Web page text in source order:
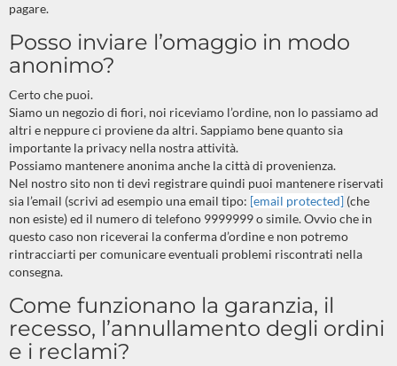
pagare.
Posso inviare l’omaggio in modo
anonimo?
Certo che puoi.
Siamo un negozio di fiori, noi riceviamo l’ordine, non lo passiamo ad
altri e neppure ci proviene da altri. Sappiamo bene quanto sia
importante la privacy nella nostra attività.
Possiamo mantenere anonima anche la città di provenienza.
Nel nostro sito non ti devi registrare quindi puoi mantenere riservati
sia l’email (scrivi ad esempio una email tipo: [email protected] (che
non esiste) ed il numero di telefono 9999999 o simile. Ovvio che in
questo caso non riceverai la conferma d’ordine e non potremo
rintracciarti per comunicare eventuali problemi riscontrati nella
consegna.
Come funzionano la garanzia, il
recesso, l’annullamento degli ordini
e i reclami?